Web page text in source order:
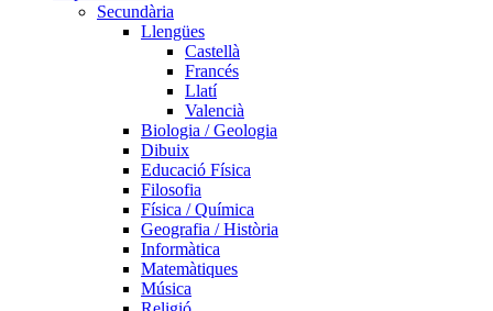
Secundària
Llengües
Castellà
Francés
Llatí
Valencià
Biologia / Geologia
Dibuix
Educació Física
Filosofia
Física / Química
Geografia / Història
Informàtica
Matemàtiques
Música